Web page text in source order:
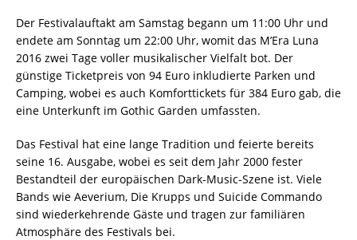
Der Festivalauftakt am Samstag begann um 11:00 Uhr und
endete am Sonntag um 22:00 Uhr, womit das M’Era Luna
2016 zwei Tage voller musikalischer Vielfalt bot. Der
günstige Ticketpreis von 94 Euro inkludierte Parken und
Camping, wobei es auch Komforttickets für 384 Euro gab, die
eine Unterkunft im Gothic Garden umfassten.
Das Festival hat eine lange Tradition und feierte bereits
seine 16. Ausgabe, wobei es seit dem Jahr 2000 fester
Bestandteil der europäischen Dark-Music-Szene ist. Viele
Bands wie Aeverium, Die Krupps und Suicide Commando
sind wiederkehrende Gäste und tragen zur familiären
Atmosphäre des Festivals bei.